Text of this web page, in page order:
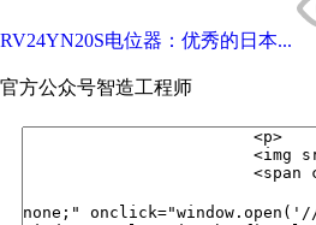
RV24YN20S电位器：优秀的日本...
官方公众号智造工程师